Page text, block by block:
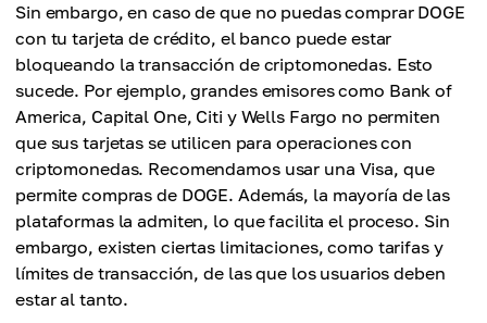
Sin embargo, en caso de que no puedas comprar DOGE
con tu tarjeta de crédito, el banco puede estar
bloqueando la transacción de criptomonedas. Esto
sucede. Por ejemplo, grandes emisores como Bank of
America, Capital One, Citi y Wells Fargo no permiten
que sus tarjetas se utilicen para operaciones con
criptomonedas. Recomendamos usar una Visa, que
permite compras de DOGE. Además, la mayoría de las
plataformas la admiten, lo que facilita el proceso. Sin
embargo, existen ciertas limitaciones, como tarifas y
límites de transacción, de las que los usuarios deben
estar al tanto.